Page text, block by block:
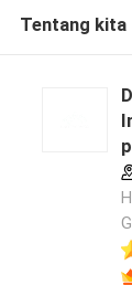
Tentang kita